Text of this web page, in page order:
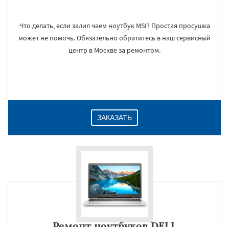
Что делать, если залил чаем ноутбук MSI? Простая просушка
может не помочь. Обязательно обратитесь в наш сервисный
центр в Москве за ремонтом.
ЗАКАЗАТЬ